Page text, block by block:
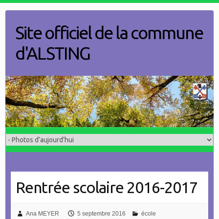
contentSite officiel de la commune
d'ALSTING
Rentrée scolaire 2016-2017
Ana MEYER 5 septembre 2016 école